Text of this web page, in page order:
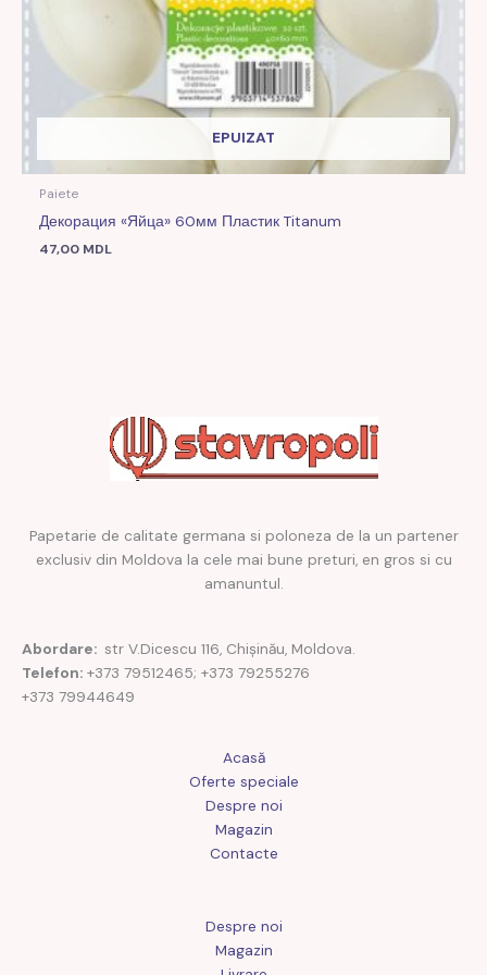
EPUIZAT
Paiete
Декорация «Яйца» 60мм Пластик Titanum
47,00 MDL
Papetarie de calitate germana si poloneza de la un partener
exclusiv din Moldova la cele mai bune preturi, en gros si cu
amanuntul.
Abordare: str V.Dicescu 116, Chișinău, Moldova.
Telefon: +373 79512465; +373 79255276
+373 79944649
Acasă
Oferte speciale
Despre noi
Magazin
Contacte
Despre noi
Magazin